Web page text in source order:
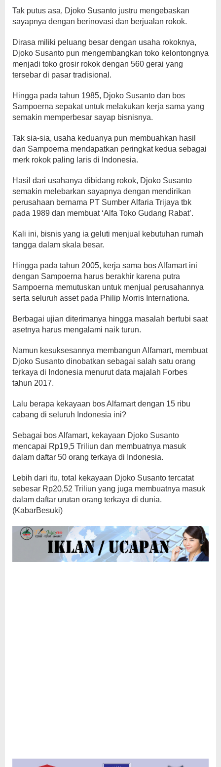
Tak putus asa, Djoko Susanto justru mengebaskan
sayapnya dengan berinovasi dan berjualan rokok.
Dirasa miliki peluang besar dengan usaha rokoknya,
Djoko Susanto pun mengembangkan toko kelontongnya
menjadi toko grosir rokok dengan 560 gerai yang
tersebar di pasar tradisional.
Hingga pada tahun 1985, Djoko Susanto dan bos
Sampoerna sepakat untuk melakukan kerja sama yang
semakin memperbesar sayap bisnisnya.
Tak sia-sia, usaha keduanya pun membuahkan hasil
dan Sampoerna mendapatkan peringkat kedua sebagai
merk rokok paling laris di Indonesia.
Hasil dari usahanya dibidang rokok, Djoko Susanto
semakin melebarkan sayapnya dengan mendirikan
perusahaan bernama PT Sumber Alfaria Trijaya tbk
pada 1989 dan membuat ‘Alfa Toko Gudang Rabat’.
Kali ini, bisnis yang ia geluti menjual kebutuhan rumah
tangga dalam skala besar.
Hingga pada tahun 2005, kerja sama bos Alfamart ini
dengan Sampoerna harus berakhir karena putra
Sampoerna memutuskan untuk menjual perusahannya
serta seluruh asset pada Philip Morris Internationa.
Berbagai ujian diterimanya hingga masalah bertubi saat
asetnya harus mengalami naik turun.
Namun kesuksesannya membangun Alfamart, membuat
Djoko Susanto dinobatkan sebagai salah satu orang
terkaya di Indonesia menurut data majalah Forbes
tahun 2017.
Lalu berapa kekayaan bos Alfamart dengan 15 ribu
cabang di seluruh Indonesia ini?
Sebagai bos Alfamart, kekayaan Djoko Susanto
mencapai Rp19,5 Triliun dan membuatnya masuk
dalam daftar 50 orang terkaya di Indonesia.
Lebih dari itu, total kekayaan Djoko Susanto tercatat
sebesar Rp20,52 Triliun yang juga membuatnya masuk
dalam daftar urutan orang terkaya di dunia.
(KabarBesuki)